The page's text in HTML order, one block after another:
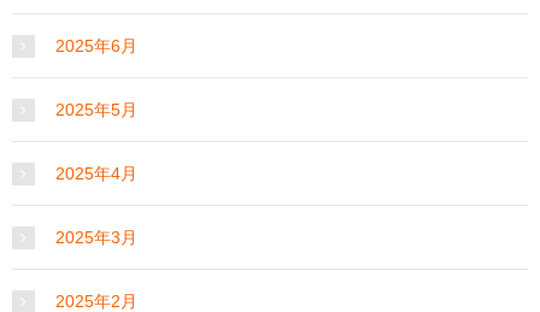
2025年6月
2025年5月
2025年4月
2025年3月
2025年2月